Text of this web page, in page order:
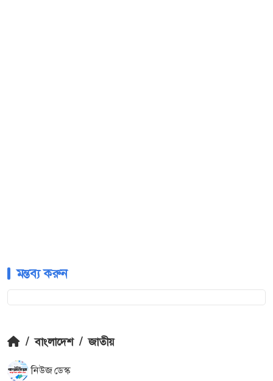
মন্তব্য করুন
/ বাংলাদেশ / জাতীয়
নিউজ ডেস্ক